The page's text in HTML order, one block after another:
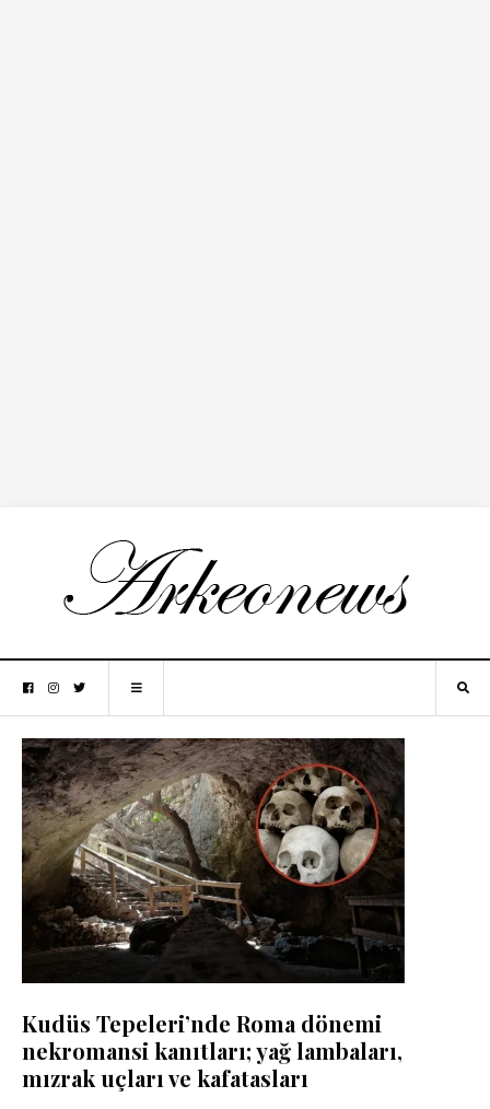
Kudüs Tepeleri’nde Roma dönemi
nekromansi kanıtları; yağ lambaları,
mızrak uçları ve kafatasları